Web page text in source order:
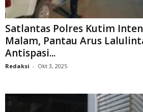
Satlantas Polres Kutim
Malam, Pantau Arus
Antispasi...
Redaksi - Okt 3, 2025